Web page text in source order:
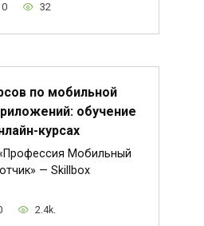
0 32
по мобильной
обучение
курсах
Мобильный
— Skillbox
2.4k.